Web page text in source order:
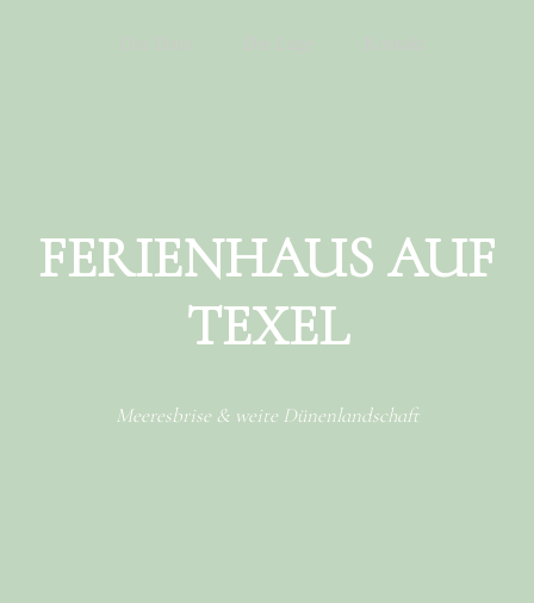
FERIENHAUS AUF
TEXEL
Meeresbrise & weite Dünenlandschaft